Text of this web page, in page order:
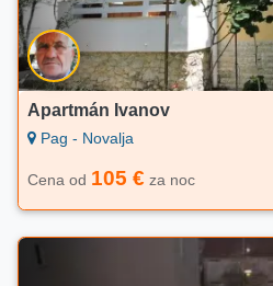
Apartmán Ivanov
Pag - Novalja
Cena od 105 € za noc